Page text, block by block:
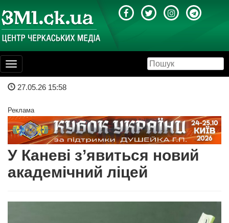
Toggle
navigation
27.05.26 15:58
Реклама
У Каневі з’явиться новий
академічний ліцей